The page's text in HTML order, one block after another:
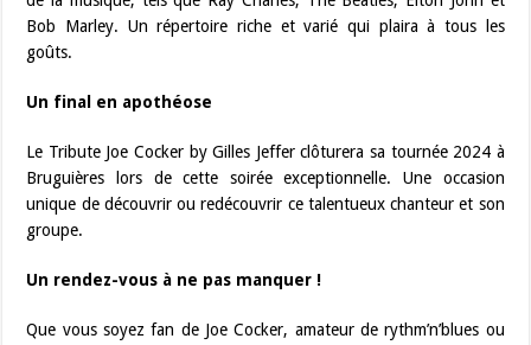
Bob Marley. Un répertoire riche et varié qui plaira à tous les
goûts.
Un final en apothéose
Le Tribute Joe Cocker by Gilles Jeffer clôturera sa tournée 2024 à
Bruguières lors de cette soirée exceptionnelle. Une occasion
unique de découvrir ou redécouvrir ce talentueux chanteur et son
groupe.
Un rendez-vous à ne pas manquer !
Que vous soyez fan de Joe Cocker, amateur de rythm’n’blues ou